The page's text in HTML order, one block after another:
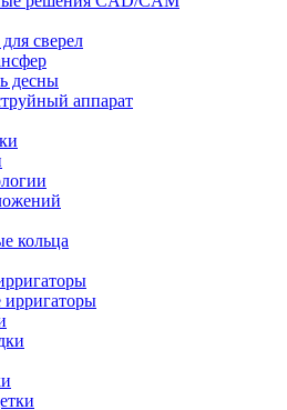
сверел
десны
аппарат
кольца